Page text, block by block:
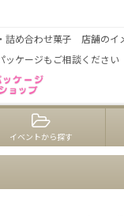
詰め合わせ菓子 店舗のイ
ッケージもご相談ください
イベントから探す